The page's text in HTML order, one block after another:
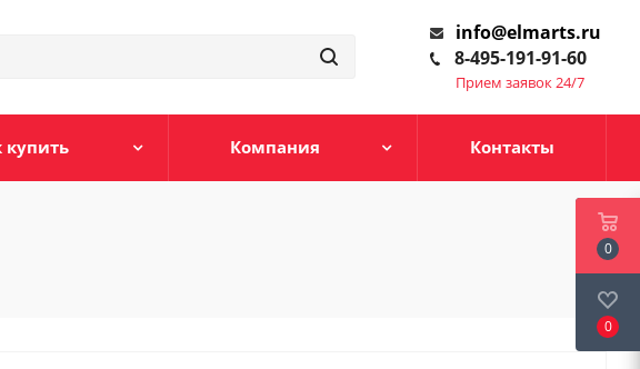
info@elmarts.ru
8-495-191-91-60
Прием заявок 24/7
купить Компания Контакты
0
0